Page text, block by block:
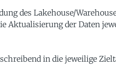
des Lakehouse/
Aktualisierung der Daten
in die jeweilige